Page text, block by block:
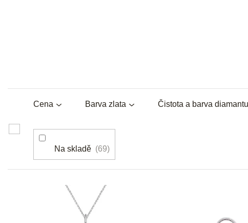
Barva zlata Čistota a barva diamantu
Cena
Na skladě 69